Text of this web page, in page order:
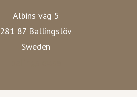
Albins väg 5
281 87 Ballingslöv
Sweden